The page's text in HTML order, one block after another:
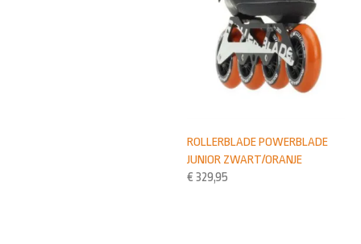
ROLLERBLADE POWERBLADE
JUNIOR ZWART/ORANJE
€ 329,95